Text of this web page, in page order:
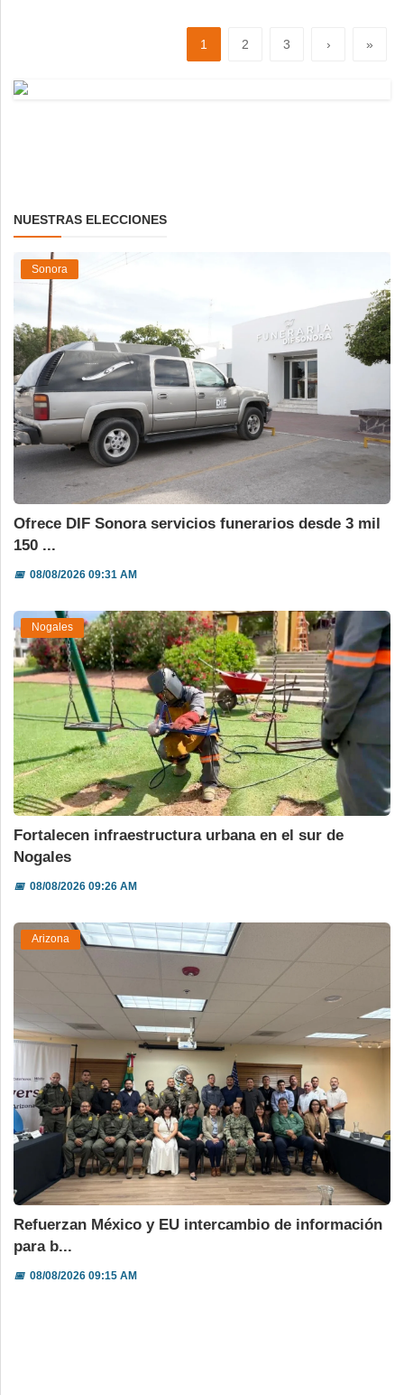
1 2 3 › »
NUESTRAS ELECCIONES
Sonora
Ofrece DIF Sonora servicios funerarios desde 3 mil
150 ...
📅08/08/2026 09:31 AM
Nogales
Fortalecen infraestructura urbana en el sur de
Nogales
📅08/08/2026 09:26 AM
Arizona
Refuerzan México y EU intercambio de información
para b...
📅08/08/2026 09:15 AM